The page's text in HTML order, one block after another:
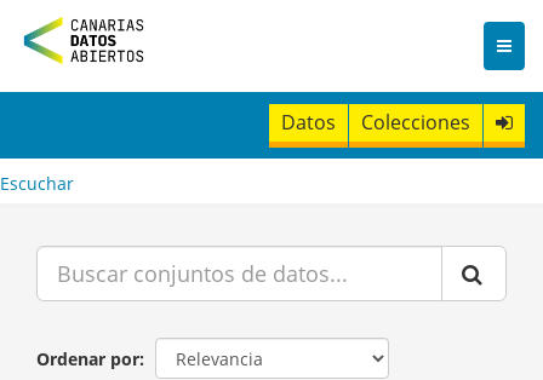
n
t
Datos Colecciones
Escuchar
Ordenar por